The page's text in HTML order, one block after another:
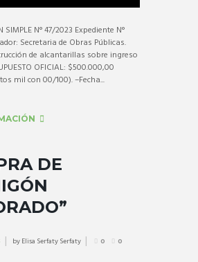
SIMPLE N° 47/2023 Expediente N°
Secretaria de Obras Públicas.
de alcantarillas sobre ingreso
OFICIAL: $500.000,00
mil con 00/100). –Fecha...
DE
byElisa Serfaty Serfaty 0
0